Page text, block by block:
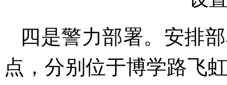
四是警力部署。安排
点，分别位于博学路飞